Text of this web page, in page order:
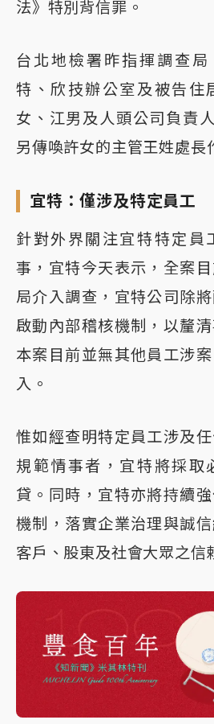
法》特別背信罪。
台北地檢署昨指揮調查
特、欣技辦公室及被告住
女、江男及人頭公司負責
另傳喚許女的主管王姓處長
宜特：僅涉及特定員工
針對外界關注宜特特定員
事，宜特今天表示，全案
局介入調查，宜特公司除
啟動內部稽核機制，以釐
本案目前並無其他員工涉
入。
惟如經查明特定員工涉及
規範情事者，宜特將採取
貸。同時，宜特亦將持續
機制，落實企業治理與誠
客戶、股東及社會大眾之信